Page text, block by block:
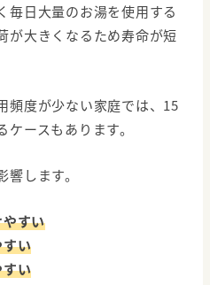
毎日大量のお湯を使用する
が大きくなるため寿命が短
頻度が少ない家庭では、15
ースもあります。
します。
すい
い
い